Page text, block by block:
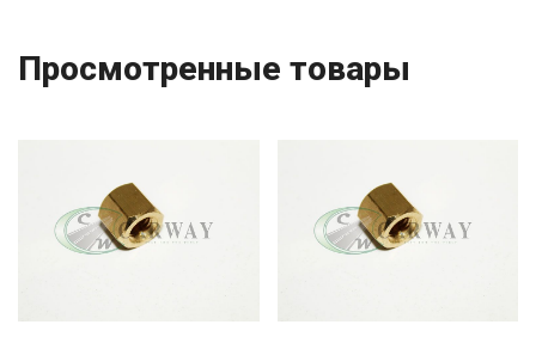
Просмотренные товары